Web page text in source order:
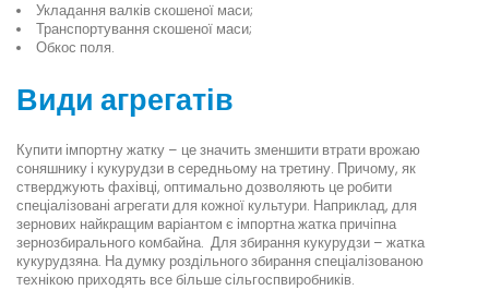
Укладання валків скошеної маси;
Транспортування скошеної маси;
Обкос поля.
Види агрегатів
Купити імпортну жатку – це значить зменшити втрати врожаю
соняшнику і кукурудзи в середньому на третину. Причому, як
стверджують фахівці, оптимально дозволяють це робити
спеціалізовані агрегати для кожної культури. Наприклад, для
зернових найкращим варіантом є імпортна жатка причіпна
зернозбирального комбайна. Для збирання кукурудзи – жатка
кукурудзяна. На думку роздільного збирання спеціалізованою
технікою приходять все більше сільгоспвиробників.